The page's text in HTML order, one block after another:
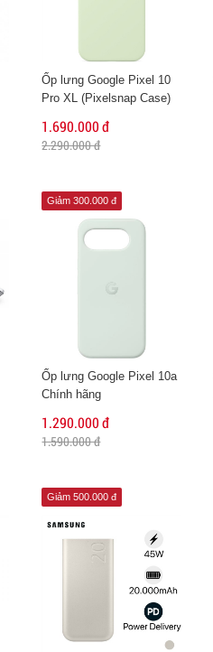
Ốp lưng Google Pixel 10
Pro XL (Pixelsnap Case)
1.690.000 đ
2.290.000 đ
Giảm 300.000 đ
Ốp lưng Google Pixel 10a
Chính hãng
1.290.000 đ
1.590.000 đ
Giảm 500.000 đ